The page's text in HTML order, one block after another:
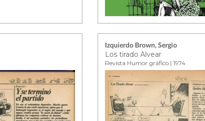
Izquierdo Brown, Sergio
Los tirado Alvear
Revista Humor gráfico | 1974